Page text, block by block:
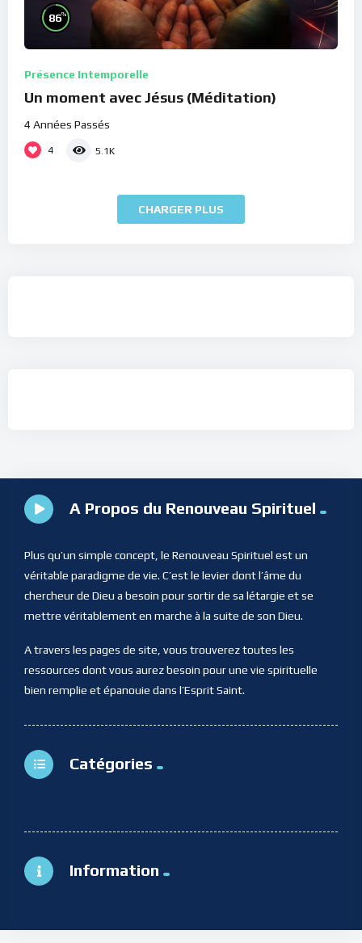
86%
Présence Intemporelle
Un moment avec Jésus (Méditation)
4 Années Passés
4 5.1K
CHARGER PLUS
A Propos du Renouveau Spirituel
Plus qu’un simple concept, le Renouveau Spirituel est un
véritable paradigme de vie. C’est le levier dont l’âme du
chercheur de Dieu a besoin pour sortir de sa létargie et se
mettre véritablement en marche à la suite de son Dieu.
A travers les pages de site, vous trouverez toutes les
ressources dont vous aurez besoin pour une vie spirituelle
bien remplie et épanouie dans l’Esprit Saint.
Catégories
Information